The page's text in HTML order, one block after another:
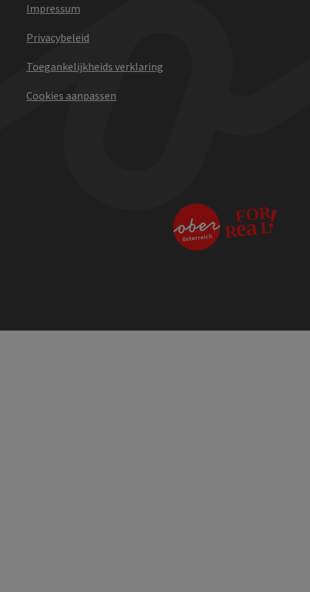
Impressum
Privacybeleid
Toegankelijkheids verklaring
Cookies aanpassen